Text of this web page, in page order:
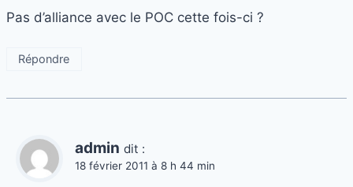
Pas d’alliance avec le POC cette fois-ci ?
Répondre
admin dit :
18 février 2011 à 8 h 44 min